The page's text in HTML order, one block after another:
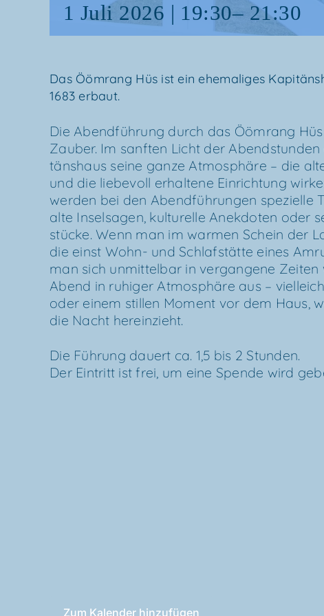
1 Juli 2026 | 19:30– 21:30
Das Ööm­rang Hüs ist ein ehe­ma­li­ges
1683 erbaut.
Die Abend­füh­rung durch das Ööm­rang
Zau­ber. Im sanf­ten Licht der
täns­haus sei­ne gan­ze Atmo­sphä­re – die
und die lie­be­voll erhal­te­ne Ein­rich­tung
wer­den bei den Abend­füh­run­gen spe­zi­el­le
alte Insel­sa­gen, kul­tu­rel­le Anek­do­ten oder
stü­cke. Wenn man im war­men Schein der
die einst Wohn- und Schlaf­stät­te eines
man sich unmit­tel­bar in ver­gan­ge­ne Zei­ten
Abend in ruhi­ger Atmo­sphä­re aus –
oder einem stil­len Moment vor dem Haus,
die Nacht hereinzieht.
Die Füh­rung dau­ert ca. 1,5 bis 2 Stun­den.
Der Ein­tritt ist frei, um eine Spen­de wird
Zum Kalender hinzufügen